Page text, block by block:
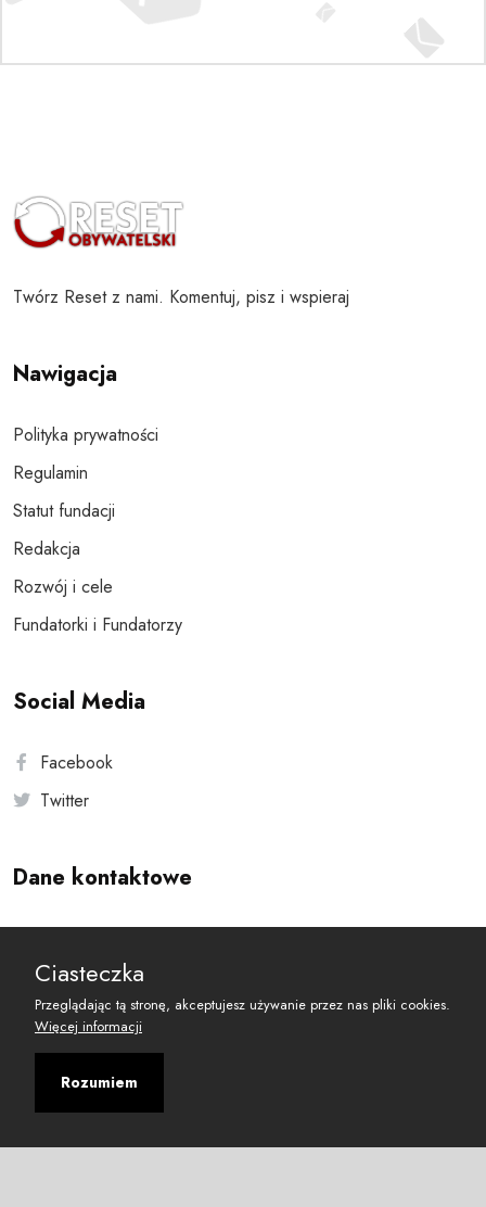
Twórz Reset z nami. Komentuj, pisz i wspieraj
Nawigacja
Polityka prywatności
Regulamin
Statut fundacji
Redakcja
Rozwój i cele
Fundatorki i Fundatorzy
Social Media
Facebook
Twitter
Dane kontaktowe
reset@resetobywatelski.pl
Ciasteczka
Przeglądając tą stronę, akceptujesz używanie przez nas pliki cookies.
Więcej informacji
Rozumiem